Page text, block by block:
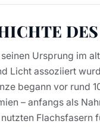
DES
Ursprung im
Licht assoziiert
begann vor rund
– anfangs als
Flachsfasern